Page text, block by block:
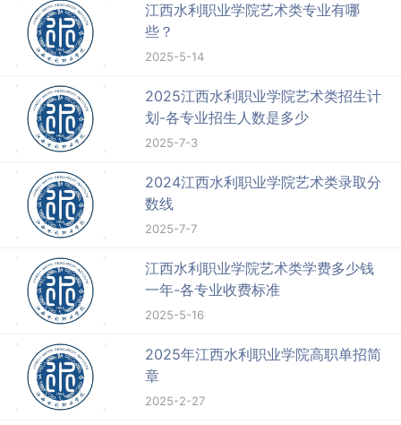
江西水利职业学院艺术类专业有哪
些？
2025-5-14
2025江西水利职业学院艺术类招生计
划-各专业招生人数是多少
2025-7-3
2024江西水利职业学院艺术类录取分
数线
2025-7-7
江西水利职业学院艺术类学费多少钱
一年-各专业收费标准
2025-5-16
2025年江西水利职业学院高职单招简
章
2025-2-27